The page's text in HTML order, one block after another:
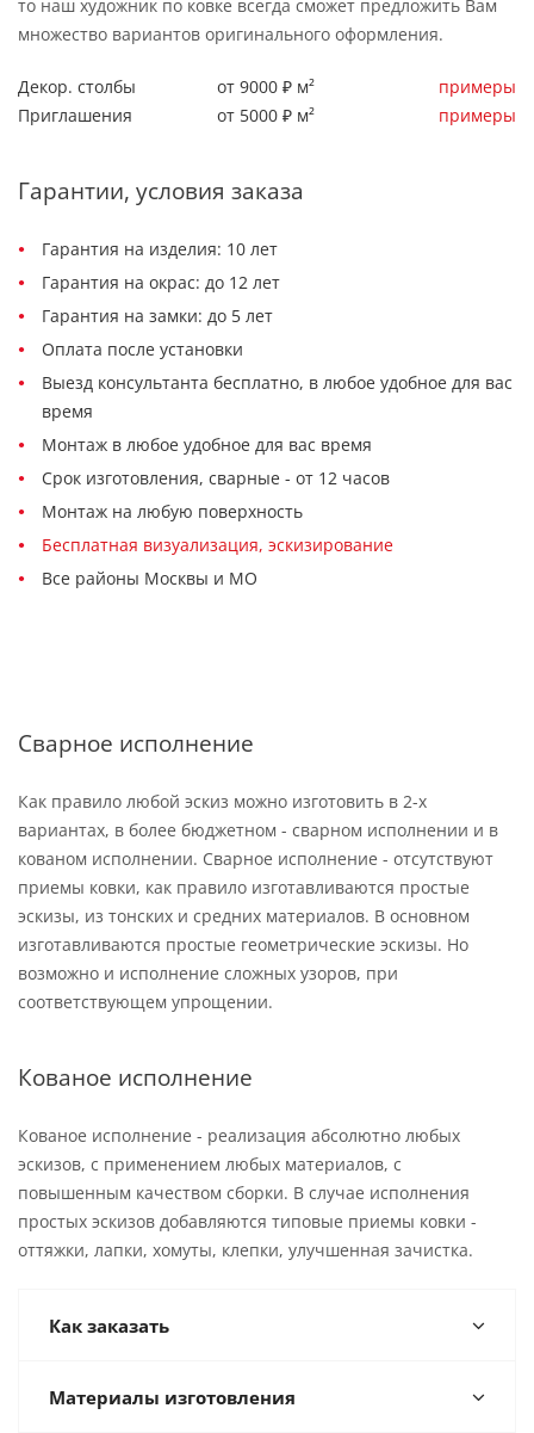
то наш художник по ковке всегда сможет предложить Вам
множество вариантов оригинального оформления.
Декор. столбы от 9000 ₽ м²
примеры
Приглашения
от 5000 ₽ м² примеры
Гарантии, условия заказа
Гарантия на изделия: 10 лет
Гарантия на окрас: до 12 лет
Гарантия на замки: до 5 лет
Оплата после установки
Выезд консультанта бесплатно, в любое удобное для вас
время
Монтаж в любое удобное для вас время
Срок изготовления, сварные - от 12 часов
Монтаж на любую поверхность
Бесплатная визуализация, эскизирование
Все районы Москвы и МО
Сварное исполнение
Как правило любой эскиз можно изготовить в 2-х
вариантах, в более бюджетном - сварном исполнении и в
кованом исполнении. Сварное исполнение - отсутствуют
приемы ковки, как правило изготавливаются простые
эскизы, из тонских и средних материалов. В основном
изготавливаются простые геометрические эскизы. Но
возможно и исполнение сложных узоров, при
соответствующем упрощении.
Кованое исполнение
Кованое исполнение - реализация абсолютно любых
эскизов, с применением любых материалов, с
повышенным качеством сборки. В случае исполнения
простых эскизов добавляются типовые приемы ковки -
оттяжки, лапки, хомуты, клепки, улучшенная зачистка.
Как заказать
Материалы изготовления